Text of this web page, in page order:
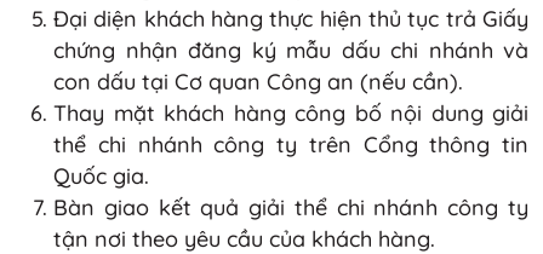
Đại diện khách hàng thực hiện thủ tục trả Giấy
chứng nhận đăng ký mẫu dấu chi nhánh và
con dấu tại Cơ quan Công an (nếu cần).
Thay mặt khách hàng công bố nội dung giải
thể chi nhánh công ty trên Cổng thông tin
Quốc gia.
Bàn giao kết quả giải thể chi nhánh công ty
tận nơi theo yêu cầu của khách hàng.